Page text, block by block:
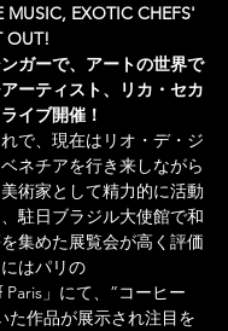
MUSIC, EXOTIC CHEFS'
OUT!
ガーで、アートの世界で
ーティスト、リカ・セカ
イブ開催！
で、現在はリオ・デ・ジ
ネチアを行き来しながら
術家として精力的に活動
駐日ブラジル大使館で和
集めた展覧会が高く評価
はパリの
Paris」にて、”コーヒー
た作品が展示され注目を